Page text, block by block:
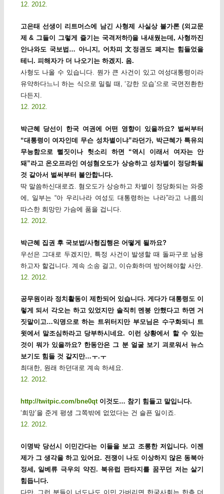
12. 2012.
고은태 선생이 리트머스에 남긴 사형제 사실상 불가론 (외교문
제 & 그들이 그렇게 즐기는 국격저하!)을 내새웠는데, 사형까진
안나와도 국보법… 아니지, 어차피 文정권도 폐지는 힘들었을
테니. 피해자가 더 나오기는 하겠지. 음.
사형도 나올 수 있습니다. 뭔가 큰 사건이 있고 여성대통령이라
유약하다느니 하는 식으로 밀릴 때, ‘강한 모습’으로 국면전환한
다든지.
12. 2012.
박근혜 당선이 한국 여권에 어떤 영향이 있을까요? 벌써부터
“대통령이 여자인데 무슨 성차별이냐”라던가, 박근혜가 특유의
무능함으로 뻘짓이나 헛소리 하면 “역시 이래서 여자는 안
돼”라고 온오프라인 여성혐오도가 상승하고 성차별이 정당화될
것 같아서 벌써부터 불안합니다.
딱 말씀하신대로죠. 혐오도가 상승하고 차별이 정당화되는 와중
에, 일부는 “아 우리나라 여성도 대통령하는 나라”라고 나름의
따스한 희망만 가슴에 품을 겁니다.
12. 2012.
박근혜 집권 후 국보법/사형집행은 어떻게 될까요?
우선은 그대로 두겠지만, 특정 사건이 발생할 때 돌파구로 남용
하고자 할겁니다. 계속 소송 걸고, 이슈화하며 방어해야할 사안.
12. 2012.
공무원이라 정치활동이 제한되어 있습니다. 게다가 대통령도 이
렇게 되서 각오는 하고 있었지만 솔직히 멘붕 안했다고 하면 거
짓말이고…익명으로 하는 트위터지만 부모님은 수구화되니 트
윗에서 말조심하라고 당부하시네요. 이런 상황에서 할 수 있는
것이 뭐가 있을까요? 한동안은 그 분 얼굴 보기 괴로워서 뉴스
보기도 힘들 것 같지만…ㅜ.ㅜ
최대한, 원래 하던대로 계속 하세요.
12. 2012.
http://twitpic.com/bne0qt이것도… 참기 힘들고 말입니다.
‘희망’을 준게 평생 그쪽밖에 없었다는 건 슬픈 일이죠.
12. 2012.
이명박 당선시 이민간다는 이들을 보고 조롱한 저입니다. 이젠
제가 그 생각을 하고 있어요. 전쟁이 나도 이상하지 않은 동북아
정세, 일베류 극우의 약진. 북유럽 판타지를 꿈꾸던 저는 살기
힘듭니다.
다만, 그런 분들이 너도나도 이민 가버리면 한국사회는 한층 더